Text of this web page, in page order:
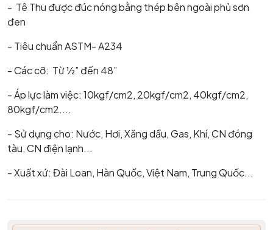
- Tê Thu được đúc nóng bằng thép bên ngoài phủ sơn
đen
- Tiêu chuẩn ASTM- A234
- Các cỡ: Từ ½” đến 48”
- Áp lực làm việc: 10kgf/cm2, 20kgf/cm2, 40kgf/cm2,
80kgf/cm2....
- Sử dụng cho: Nước, Hơi, Xăng dầu, Gas, Khí, CN đóng
tàu, CN điện lạnh...
- Xuất xứ: Đài Loan, Hàn Quốc, Việt Nam, Trung Quốc...